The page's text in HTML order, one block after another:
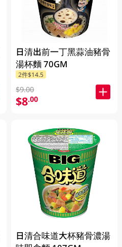
日清出前一丁黑蒜油豬骨
湯杯麵 70GM
2件$14.5
$9.00
$8.00
日清合味道大杯豬骨濃湯